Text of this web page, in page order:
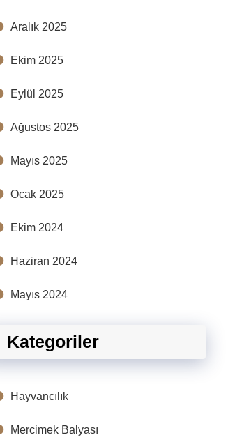
Aralık 2025
Ekim 2025
Eylül 2025
Ağustos 2025
Mayıs 2025
Ocak 2025
Ekim 2024
Haziran 2024
Mayıs 2024
Kategoriler
Hayvancılık
Mercimek Balyası